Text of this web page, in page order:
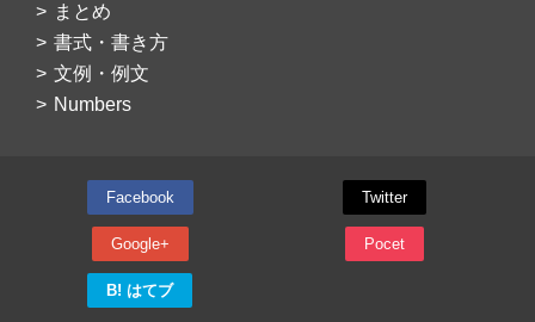
まとめ
書式・書き方
文例・例文
Numbers
Facebook Twitter
Google+ Pocet
B! はてブ